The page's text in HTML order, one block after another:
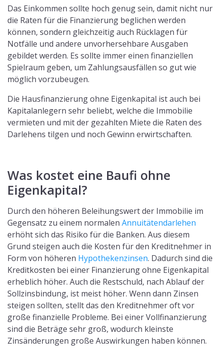
Das Einkommen sollte hoch genug sein, damit nicht nur
die Raten für die Finanzierung beglichen werden
können, sondern gleichzeitig auch Rücklagen für
Notfälle und andere unvorhersehbare Ausgaben
gebildet werden. Es sollte immer einen finanziellen
Spielraum geben, um Zahlungsausfällen so gut wie
möglich vorzubeugen.
Die Hausfinanzierung ohne Eigenkapital ist auch bei
Kapitalanlegern sehr beliebt, welche die Immobilie
vermieten und mit der gezahlten Miete die Raten des
Darlehens tilgen und noch Gewinn erwirtschaften.
Was kostet eine Baufi ohne
Eigenkapital?
Durch den höheren Beleihungswert der Immobilie im
Gegensatz zu einem normalen Annuitätendarlehen
erhöht sich das Risiko für die Banken. Aus diesem
Grund steigen auch die Kosten für den Kreditnehmer in
Form von höheren Hypothekenzinsen. Dadurch sind die
Kreditkosten bei einer Finanzierung ohne Eigenkapital
erheblich höher. Auch die Restschuld, nach Ablauf der
Sollzinsbindung, ist meist höher. Wenn dann Zinsen
steigen sollten, stellt das den Kreditnehmer oft vor
große finanzielle Probleme. Bei einer Vollfinanzierung
sind die Beträge sehr groß, wodurch kleinste
Zinsänderungen große Auswirkungen haben können.